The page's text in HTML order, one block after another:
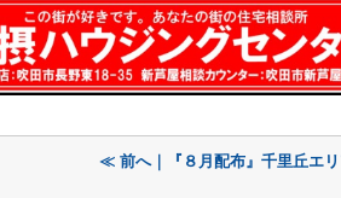
≪ 前へ｜『８月配布』千里丘エ